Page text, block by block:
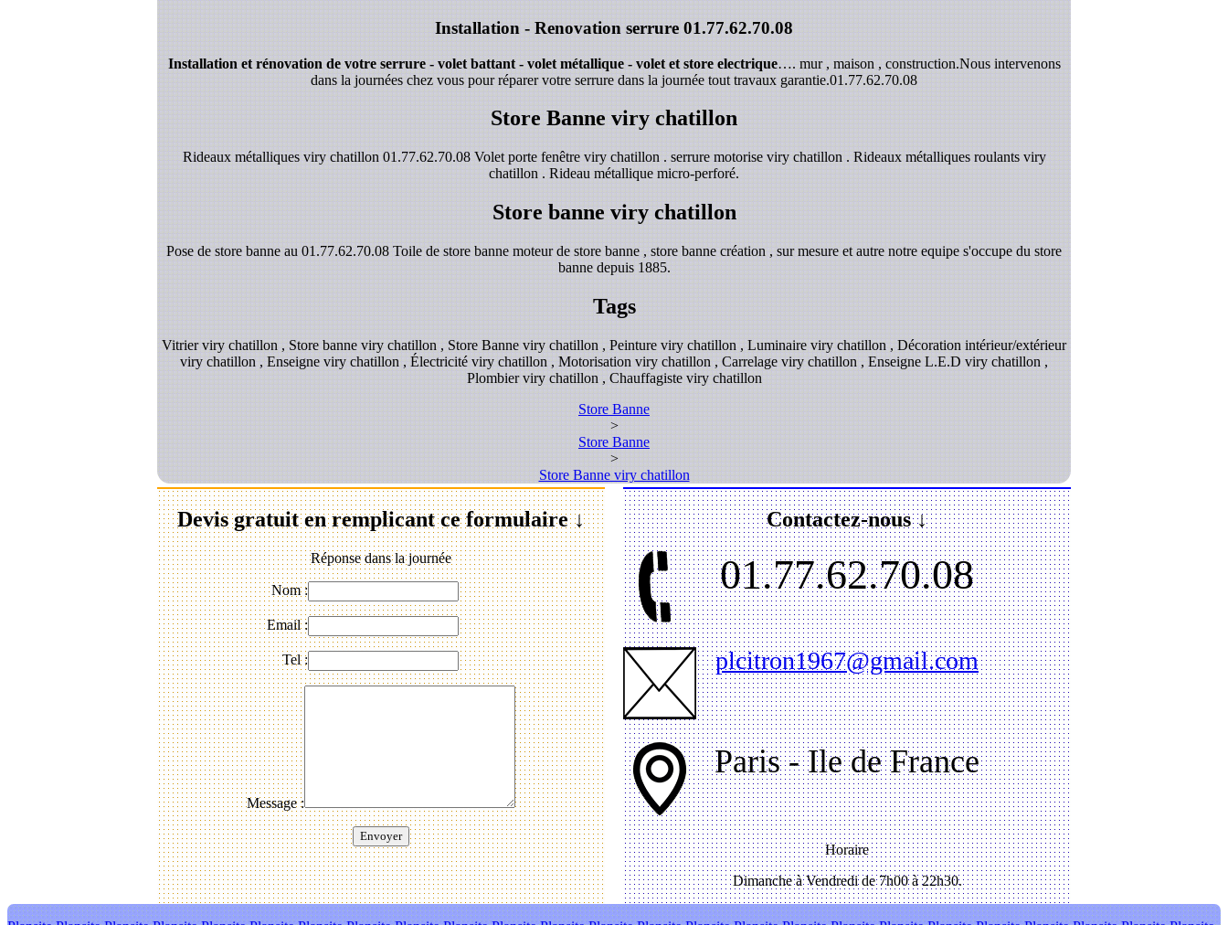
Installation - Renovation serrure01.77.62.70.08
Installation et rénovation de votre serrure - volet battant - volet métallique - volet et store electrique…. mur , maison , construction.Nous intervenons
dans la journées chez vous pour réparer votre serrure dans la journée tout travaux garantie.01.77.62.70.08
Store Banne viry chatillon
Rideaux métalliques viry chatillon 01.77.62.70.08 Volet porte fenêtre viry chatillon . serrure motorise viry chatillon . Rideaux métalliques roulants viry
chatillon . Rideau métallique micro-perforé.
Store banne viry chatillon
Pose de store banne au 01.77.62.70.08 Toile de store banne moteur de store banne , store banne création , sur mesure et autre notre equipe s'occupe du store
banne depuis 1885.
Tags
Vitrier viry chatillon , Store banne viry chatillon , Store Banne viry chatillon , Peinture viry chatillon , Luminaire viry chatillon , Décoration intérieur/extérieur
viry chatillon , Enseigne viry chatillon , Électricité viry chatillon , Motorisation viry chatillon , Carrelage viry chatillon , Enseigne L.E.D viry chatillon ,
Plombier viry chatillon , Chauffagiste viry chatillon
Store Banne
>
Store Banne
>
Store Banne viry chatillon
Devis gratuit en remplicant ce formulaire ↓
Réponse dans la journée
Nom :
Email :
Tel :
Message :
Contactez-nous ↓
01.77.62.70.08
plcitron1967@gmail.com
Paris - Ile de France
Horaire
Dimanche à Vendredi de 7h00 à 22h30.